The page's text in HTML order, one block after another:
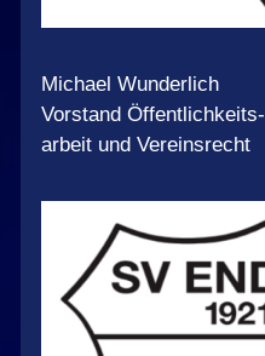
Michael Wunderlich
Vorstand Öffentlichkeits-
arbeit und Vereinsrecht